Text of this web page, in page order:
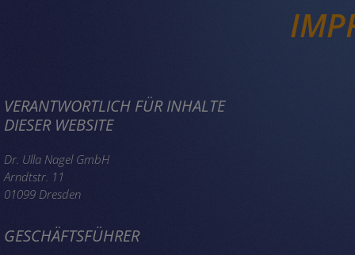
VERANTWORTLICH FÜR INHALTE
DIESER WEBSITE
Dr. Ulla Nagel GmbH
Arndtstr. 11
01099 Dresden
GESCHÄFTSFÜHRER